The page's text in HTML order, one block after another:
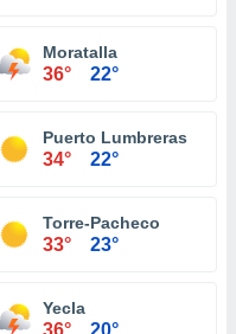
Moratalla
36° 22°
Puerto Lumbreras
34° 22°
Torre-Pacheco
33° 23°
Yecla
36° 20°